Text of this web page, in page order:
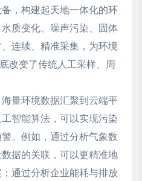
，构建起天地一体化的环
质变化、噪声污染、固体
连续、精准采集，为环境
改变了传统人工采样、周
量环境数据汇聚到云端平
智能算法，可以实现污染
。例如，通过分析气象数
据的关联，可以更精准地
通过分析企业能耗与排放